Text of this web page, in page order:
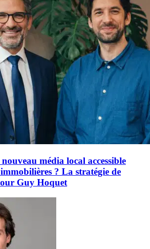
média local accessible
? La stratégie de
Guy Hoquet